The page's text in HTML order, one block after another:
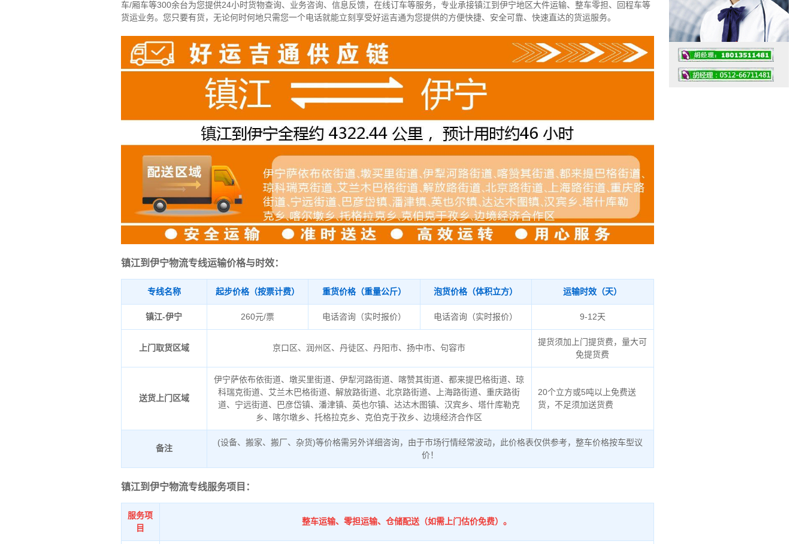
车/厢车等300余台为您提供24小时货物查询、业务咨询、信息反馈，在线订车等服务， 专业承接镇江到伊宁地区大件运输、整车零担、回程车等
货运业务。 您只要有货，无论何时何地只需您一个电话就能立刻享受好运吉通为您提供的方便快捷、安全可靠、快速直达的货运服务。
镇江到伊宁物流专线运输价格与时效：
专线名称 起步价格（按票计费） 重货价格（重量公斤） 泡货价格（体积立方） 运输时效（天）
镇江-伊宁 260元/票 电话咨询（实时报价） 电话咨询（实时报价） 9-12天
上门取货区域 京口区、润州区、丹徒区、丹阳市、扬中市、句容市
提货须加上门提货费，量大可
免提货费
送货上门区域
伊宁萨依布依街道、墩买里街道、伊犁河路街道、喀赞其街道、都来提巴格街道、琼
科瑞克街道、艾兰木巴格街道、解放路街道、北京路街道、上海路街道、重庆路街
道、宁远街道、巴彦岱镇、潘津镇、英也尔镇、达达木图镇、汉宾乡、塔什库勒克
乡、喀尔墩乡、托格拉克乡、克伯克于孜乡、边境经济合作区
20个立方或5吨以上免费送
货，不足须加送货费
备注
(设备、搬家、搬厂、杂货)等价格需另外详细咨询，由于市场行情经常波动，此价格表仅供参考，整车价格按车型议
价！
镇江到伊宁物流专线服务项目：
服务项
目
整车运输、零担运输、仓储配送（如需上门估价免费）。